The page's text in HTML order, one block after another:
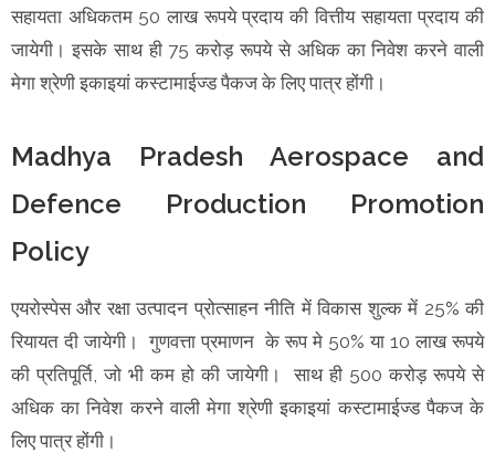
सहायता अधिकतम 50 लाख रूपये प्रदाय की वित्तीय सहायता प्रदाय की
जायेगी। इसके साथ ही 75 करोड़ रूपये से अधिक का निवेश करने वाली
मेगा श्रेणी इकाइयां कस्टामाईज्ड पैकज के लिए पात्र होंगी।
Madhya Pradesh Aerospace and
Defence Production Promotion
Policy
एयरोस्पेस और रक्षा उत्पादन प्रोत्साहन नीति में विकास शुल्क में 25% की
रियायत दी जायेगी। गुणवत्ता प्रमाणन के रूप मे 50% या 10 लाख रूपये
की प्रतिपूर्ति, जो भी कम हो की जायेगी। साथ ही 500 करोड़ रूपये से
अधिक का निवेश करने वाली मेगा श्रेणी इकाइयां कस्टामाईज्ड पैकज के‍
लिए पात्र होंगी।